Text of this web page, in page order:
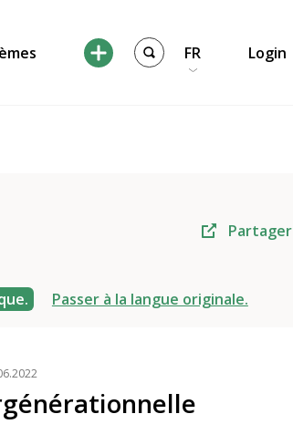
FR Login
Partager
Passer à la langue originale.